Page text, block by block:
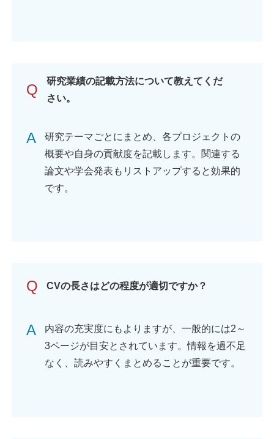
Q
研究業績の記載方法について教えてくだ
さい。
A
研究テーマごとにまとめ、各プロジェクトの
概要や自身の貢献度を記載します。関連する
論文や学会発表もリストアップすると効果的
です。
Q CVの長さはどの程度が適切ですか？
A
内容の充実度にもよりますが、一般的には2～
3ページが目安とされています。情報を過不足
なく、読みやすくまとめることが重要です。